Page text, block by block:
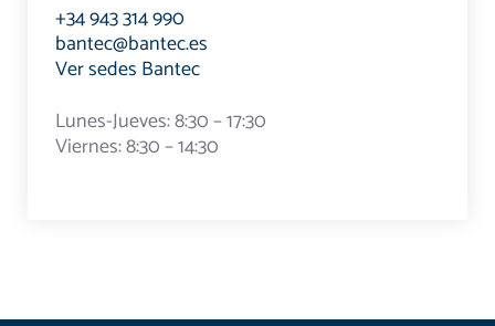
+34 943 314 990
bantec@bantec.es
Ver sedes Bantec
Lunes-Jueves: 8:30 – 17:30
Viernes: 8:30 – 14:30